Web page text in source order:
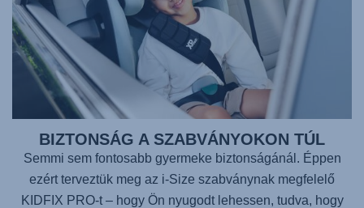
BIZTONSÁG A SZABVÁNYOKON TÚL
Semmi sem fontosabb gyermeke biztonságánál. Éppen
ezért terveztük meg az i-Size szabványnak megfelelő
KIDFIX PRO-t – hogy Ön nyugodt lehessen, tudva, hogy